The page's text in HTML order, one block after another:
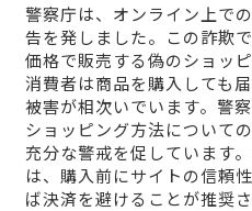
警察庁は、オンライン上で
告を発しました。この詐欺
価格で販売する偽のショッ
消費者は商品を購入しても
被害が相次いでいます。警
ショッピング方法について
充分な警戒を促しています
は、購入前にサイトの信頼
ば決済を避けることが推奨さ